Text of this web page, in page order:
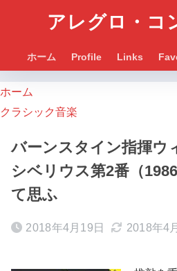
アレグロ・コ
ホーム Profile Links
ホーム
クラシック音楽
バーンスタイン指揮ウ
シベリウス第2番（
て思ふ
2018年4月19日 2018年4